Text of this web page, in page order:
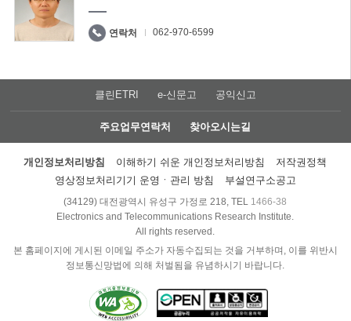
연락처 062-970-6599
클린ETRI e-신문고 공익신고
주요업무연락처 찾아오시는길
개인정보처리방침 이해하기 쉬운 개인정보처리방침
저작권정책
영상정보처리기기 운영ㆍ관리 방침
부설연구소공고
(34129) 대전광역시 유성구 가정로 218, TEL 1466-38
Electronics and Telecommunications Research Institute.
All rights reserved.
본 홈페이지에 게시된 이메일 주소가 자동수집되는 것을 거부하며, 이를 위반시
정보통신망법에 의해 처벌됨을 유념하시기 바랍니다.